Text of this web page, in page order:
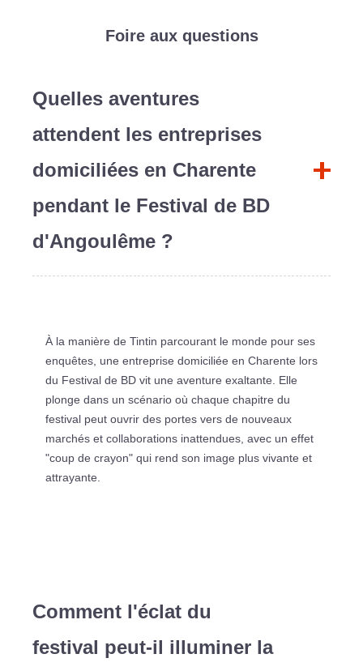
Foire aux questions
Quelles aventures
attendent les entreprises
domiciliées en Charente
pendant le Festival de BD
d'Angoulême ?
À la manière de Tintin parcourant le monde pour ses
enquêtes, une entreprise domiciliée en Charente lors
du Festival de BD vit une aventure exaltante. Elle
plonge dans un scénario où chaque chapitre du
festival peut ouvrir des portes vers de nouveaux
marchés et collaborations inattendues, avec un effet
"coup de crayon" qui rend son image plus vivante et
attrayante.
Comment l'éclat du
festival peut-il illuminer la